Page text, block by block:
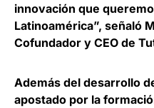
innovación que
Latinoamérica”, señaló
Cofundador y CEO de
Además del desarrollo
apostado por la